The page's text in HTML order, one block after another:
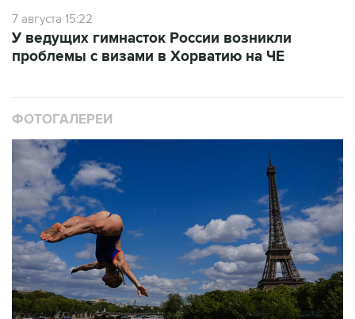
7 августа 15:22
У ведущих гимнасток России возникли
проблемы с визами в Хорватию на ЧЕ
ФОТОГАЛЕРЕИ